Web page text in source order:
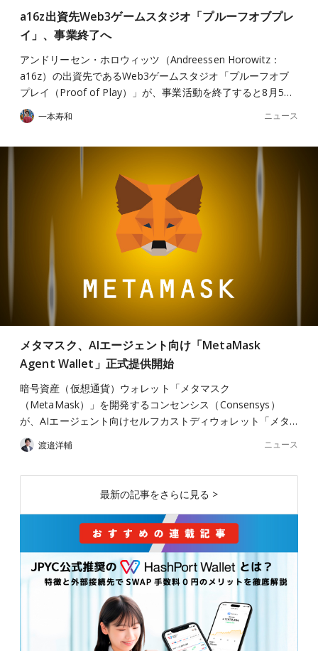
a16z出資先Web3ゲームスタジオ「プルーフオブプレ
イ」、事業終了へ
アンドリーセン・ホロウィッツ（Andreessen Horowitz：
a16z）の出資先であるWeb3ゲームスタジオ「プルーフオブ
プレイ（Proof of Play）」が、事業活動を終了すると8月5…
一本寿和 ニュース
メタマスク、AIエージェント向け「MetaMask
Agent Wallet」正式提供開始
暗号資産（仮想通貨）ウォレット「メタマスク
（MetaMask）」を開発するコンセンシス（Consensys）
が、AIエージェント向けセルフカストディウォレット「メタ…
渡邉洋輔 ニュース
最新の記事をさらに見る >